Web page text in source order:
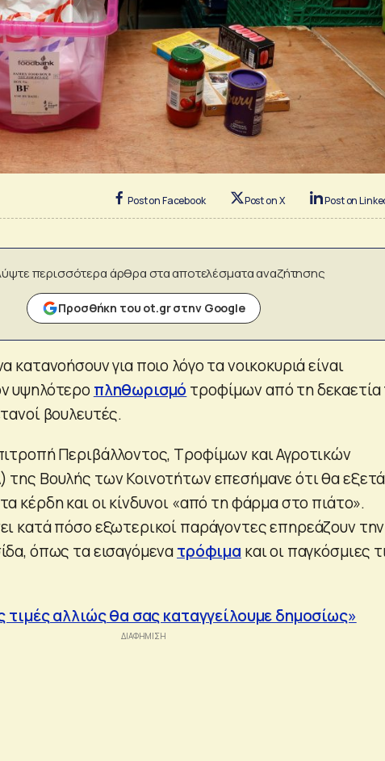
Post on Facebook Post on X Post on
περισσότερα άρθρα στα αποτελέσματα αναζήτησης
Προσθήκη του ot.gr στην Google
κατανοήσουν για ποιο λόγο τα νοικοκυριά είναι
υψηλότεροπληθωρισμό τροφίμων από τη δεκαετία
βουλευτές.
Περιβάλλοντος, Τροφίμων και Αγροτικών
της Βουλής των Κοινοτήτων επεσήμανε ότι θα
κέρδη και οι κίνδυνοι «από τη φάρμα στο πιάτο».
κατά πόσο εξωτερικοί παράγοντες επηρεάζουν την
όπως τα εισαγόμενατρόφιμα και οι παγκόσμιες
τιμές αλλιώς θα σας καταγγείλουμε δημοσίως»